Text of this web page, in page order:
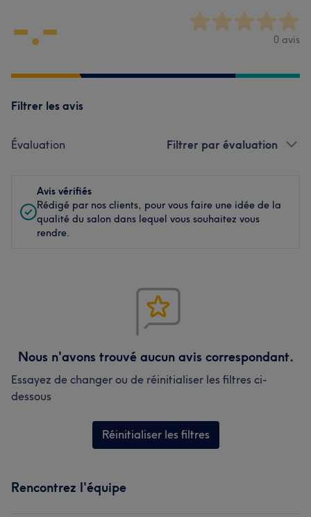
-.- 0 avis
Filtrer les avis
Évaluation Filtrer par évaluation
Avis vérifiés
Rédigé par nos clients, pour vous faire une idée de la
qualité du salon dans lequel vous souhaitez vous
rendre.
Nous n'avons trouvé aucun avis correspondant.
Essayez de changer ou de réinitialiser les filtres ci-
dessous
Réinitialiser les filtres
Rencontrez l'équipe